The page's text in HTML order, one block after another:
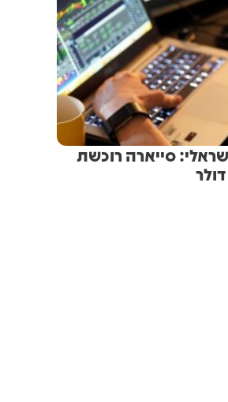
סייארה רוכשת